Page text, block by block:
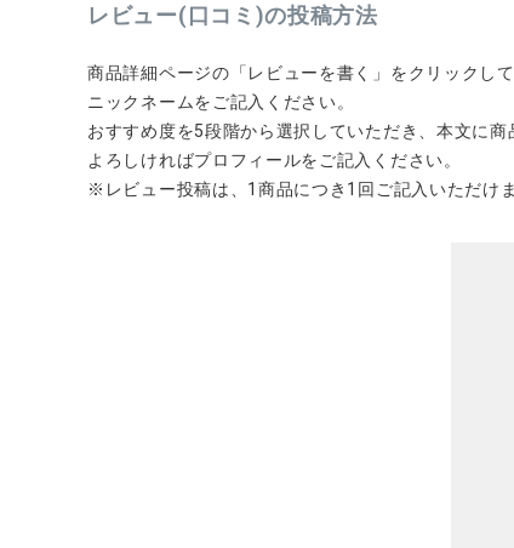
CATEGORY
ナチュラル服
レビュー(口コミ)の投稿方法
商品詳細ページの「レビューを書く」をクリックして
ニックネームをご記入ください。
おすすめ度を5段階から選択していただき、本文に商
よろしければプロフィールをご記入ください。
※レビュー投稿は、1商品につき1回ご記入いただけま